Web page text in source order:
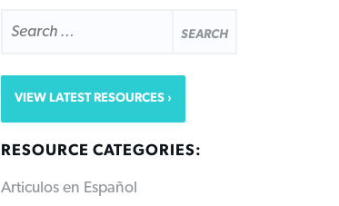
FOR:
VIEW LATEST RESOURCES
RESOURCE CATEGORIES:
Articulos en Español